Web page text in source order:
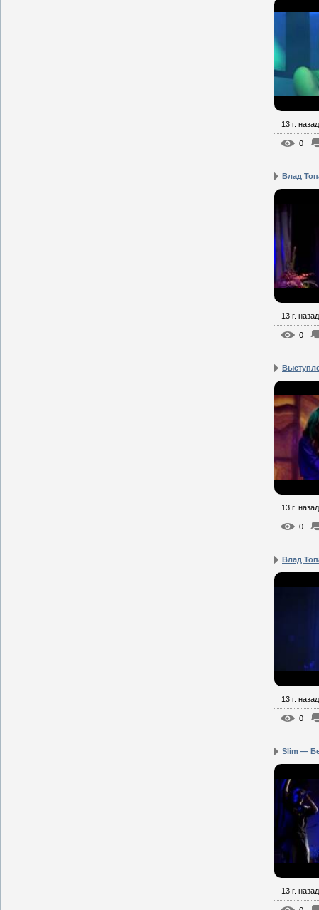
13 г. назад
0
Влад
13 г. назад
0
13 г. назад
0
Влад
13 г. назад
0
Slim —
13 г. назад